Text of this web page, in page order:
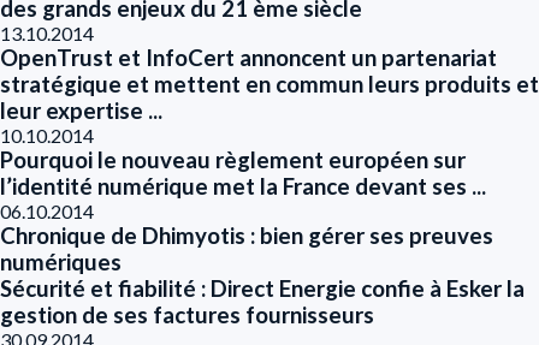
des grands enjeux du 21 ème siècle
13.10.2014
OpenTrust et InfoCert annoncent un partenariat
stratégique et mettent en commun leurs produits et
leur expertise ...
10.10.2014
Pourquoi le nouveau règlement européen sur
l’identité numérique met la France devant ses ...
06.10.2014
Chronique de Dhimyotis : bien gérer ses preuves
numériques
Sécurité et fiabilité : Direct Energie confie à Esker la
gestion de ses factures fournisseurs
30.09.2014